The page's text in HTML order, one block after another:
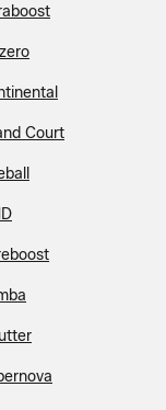
Court